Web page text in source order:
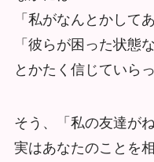
「私がなんとかして
「彼らが困った状態
とかたく信じていら
そう、「私の友達が
実はあなたのことを